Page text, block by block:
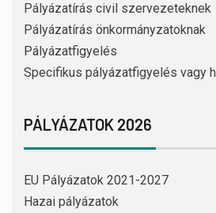
Pályázatírás civil szervezeteknek
Pályázatírás önkormányzatoknak
Pályázatfigyelés
Specifikus pályázatfigyelés vagy
PÁLYÁZATOK 2026
EU Pályázatok 2021-2027
Hazai pályázatok